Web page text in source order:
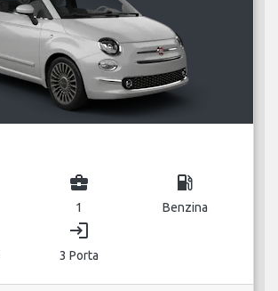
business_center
1
local_gas_station
Benzina
login
3 Porta